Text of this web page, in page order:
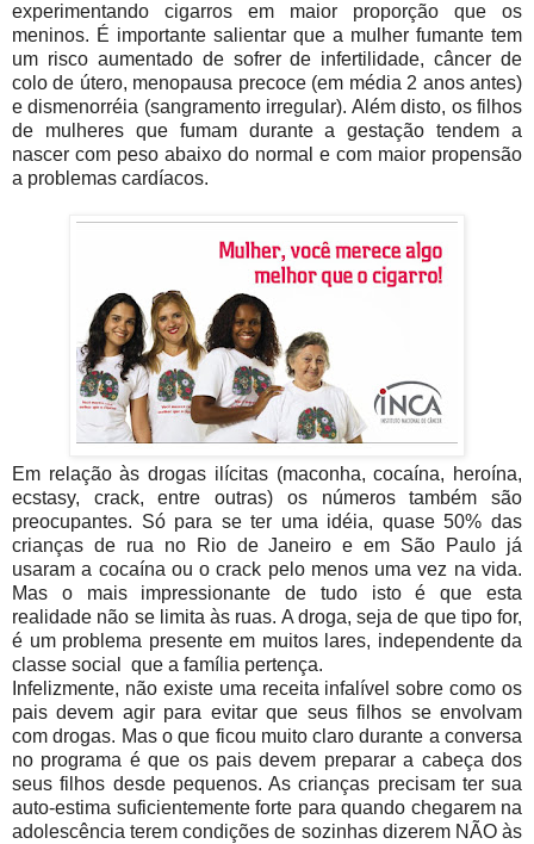
experimentando cigarros em maior proporção que os
meninos. É importante salientar que a mulher fumante tem
um risco aumentado de sofrer de infertilidade, câncer de
colo de útero, menopausa precoce (em média 2 anos antes)
e dismenorréia (sangramento irregular). Além disto, os filhos
de mulheres que fumam durante a gestação tendem a
nascer com peso abaixo do normal e com maior propensão
a problemas cardíacos.
Em relação às drogas ilícitas (maconha, cocaína, heroína,
ecstasy, crack, entre outras) os números também são
preocupantes. Só para se ter uma idéia, quase 50% das
crianças de rua no Rio de Janeiro e em São Paulo já
usaram a cocaína ou o crack pelo menos uma vez na vida.
Mas o mais impressionante de tudo isto é que esta
realidade não se limita às ruas. A droga, seja de que tipo for,
é um problema presente em muitos lares, independente da
classe social que a família pertença.
Infelizmente, não existe uma receita infalível sobre como os
pais devem agir para evitar que seus filhos se envolvam
com drogas. Mas o que ficou muito claro durante a conversa
no programa é que os pais devem preparar a cabeça dos
seus filhos desde pequenos. As crianças precisam ter sua
auto-estima suficientemente forte para quando chegarem na
adolescência terem condições de sozinhas dizerem NÃO às